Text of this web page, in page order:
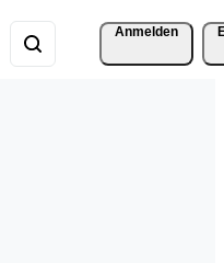
Anmelden